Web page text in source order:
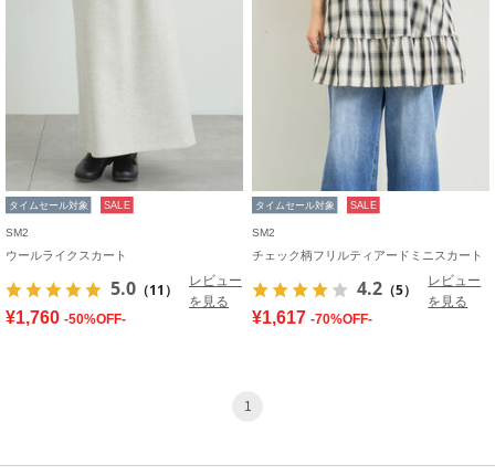
タイムセール対象 SALE
SM2
ウールライクスカート
5.0 （11）
レビュー
を見る
¥1,760 -50%OFF-
タイムセール対象 SALE
SM2
チェック柄フリルティアードミニスカート
4.2 （5）
レビュー
を見る
¥1,617 -70%OFF-
1